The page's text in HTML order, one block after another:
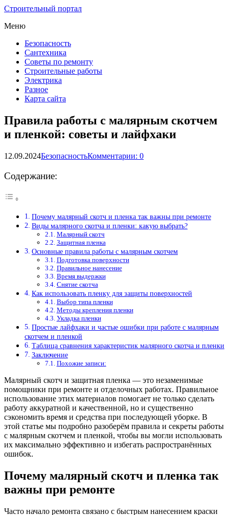
Строительный портал
Меню
Безопасность
Сантехника
Советы по ремонту
Строительные работы
Электрика
Разное
Карта сайта
Правила работы с малярным скотчем
и пленкой: советы и лайфхаки
12.09.2024БезопасностьКомментарии: 0
Содержание:
Почему малярный скотч и пленка так важны при ремонте
Виды малярного скотча и пленки: какую выбрать?
Малярный скотч
Защитная пленка
Основные правила работы с малярным скотчем
Подготовка поверхности
Правильное нанесение
Время выдержки
Снятие скотча
Как использовать пленку для защиты поверхностей
Выбор типа пленки
Методы крепления пленки
Укладка пленки
Простые лайфхаки и частые ошибки при работе с малярным
скотчем и пленкой
Таблица сравнения характеристик малярного скотча и пленки
Заключение
Похожие записи:
Малярный скотч и защитная пленка — это незаменимые
помощники при ремонте и отделочных работах. Правильное
использование этих материалов помогает не только сделать
работу аккуратной и качественной, но и существенно
сэкономить время и средства при последующей уборке. В
этой статье мы подробно разоберём правила и секреты работы
с малярным скотчем и пленкой, чтобы вы могли использовать
их максимально эффективно и избегать распространённых
ошибок.
Почему малярный скотч и пленка так
важны при ремонте
Часто начало ремонта связано с быстрым нанесением краски